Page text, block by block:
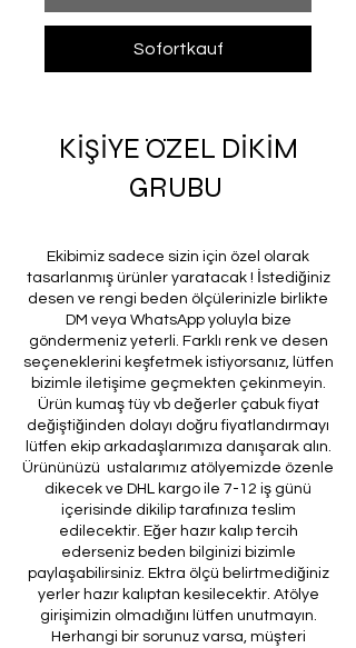
Sofortkauf
KİŞİYE ÖZEL DİKİM
GRUBU
Ekibimiz sadece sizin için özel olarak
tasarlanmış ürünler yaratacak ! İstediğiniz
desen ve rengi beden ölçülerinizle birlikte
DM veya WhatsApp yoluyla bize
göndermeniz yeterli. Farklı renk ve desen
seçeneklerini keşfetmek istiyorsanız, lütfen
bizimle iletişime geçmekten çekinmeyin.
Ürün kumaş tüy vb değerler çabuk fiyat
değiştiğinden dolayı doğru fiyatlandırmayı
lütfen ekip arkadaşlarımıza danışarak alın.
Ürününüzü ustalarımız atölyemizde özenle
dikecek ve DHL kargo ile 7-12 iş günü
içerisinde dikilip tarafınıza teslim
edilecektir. Eğer hazır kalıp tercih
ederseniz beden bilginizi bizimle
paylaşabilirsiniz. Ektra ölçü belirtmediğiniz
yerler hazır kalıptan kesilecektir. Atölye
girişimizin olmadığını lütfen unutmayın.
Herhangi bir sorunuz varsa, müşteri